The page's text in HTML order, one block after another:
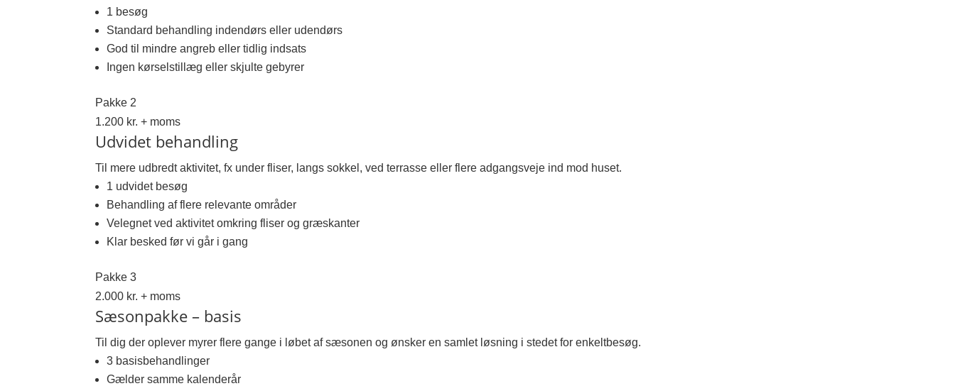
1 besøg
Standard behandling indendørs eller udendørs
God til mindre angreb eller tidlig indsats
Ingen kørselstillæg eller skjulte gebyrer
Pakke 2
1.200 kr. + moms
Udvidet behandling
Til mere udbredt aktivitet, fx under fliser, langs sokkel, ved terrasse eller flere adgangsveje ind mod huset.
1 udvidet besøg
Behandling af flere relevante områder
Velegnet ved aktivitet omkring fliser og græskanter
Klar besked før vi går i gang
Pakke 3
2.000 kr. + moms
Sæsonpakke – basis
Til dig der oplever myrer flere gange i løbet af sæsonen og ønsker en samlet løsning i stedet for enkeltbesøg.
3 basisbehandlinger
Gælder samme kalenderår